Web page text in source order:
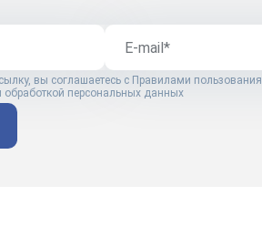
вы соглашаетесь с Правилами пользования
обработкой персональных данных